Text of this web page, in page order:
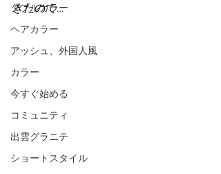
ダブルカラー
ヘアカラー
アッシュ、外国人風
カラー
今すぐ始める
コミュニティ
出雲グラニテ
ショートスタイル
きたので…